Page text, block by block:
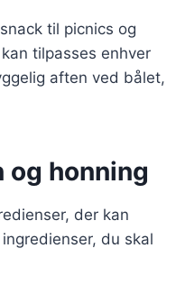
til picnics og
tilpasses enhver
aften ved bålet,
honning
der kan
du skal